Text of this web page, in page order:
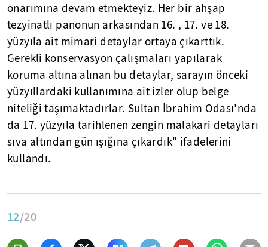
onarımına devam etmekteyiz. Her bir ahşap
tezyinatlı panonun arkasından 16. , 17. ve 18.
yüzyıla ait mimari detaylar ortaya çıkarttık.
Gerekli konservasyon çalışmaları yapılarak
koruma altına alınan bu detaylar, sarayın önceki
yüzyıllardaki kullanımına ait izler olup belge
niteliği taşımaktadırlar. Sultan İbrahim Odası'nda
da 17. yüzyıla tarihlenen zengin malakari detayları
sıva altından gün ışığına çıkardık" ifadelerini
kullandı.
12/20